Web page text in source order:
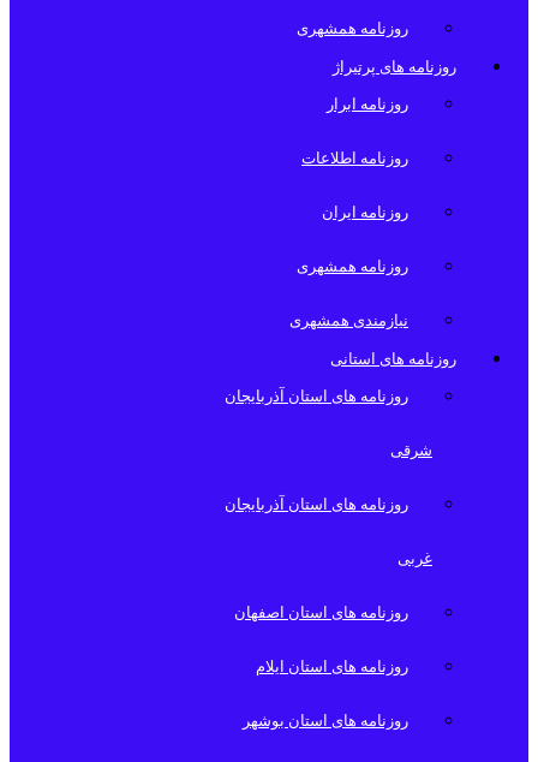
روزنامه همشهری
روزنامه های پرتیراژ
روزنامه ابرار
روزنامه اطلاعات
روزنامه ایران
روزنامه همشهری
نیازمندی همشهری
روزنامه های استانی
روزنامه های استان آذربایجان
شرقی
روزنامه های استان آذربایجان
غربی
روزنامه های استان اصفهان
روزنامه های استان ایلام
روزنامه های استان بوشهر